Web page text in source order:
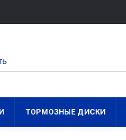
ТОРМОЗНЫЕ ДИСКИ